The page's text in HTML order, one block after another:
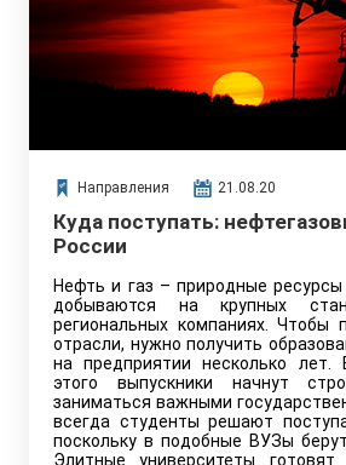
Направления 21.08.20
Куда поступать:
России
Нефть и газ – природные
добываются на крупных
региональных компаниях. Чтобы
отрасли, нужно получить
на предприятии несколько лет.
этого выпускники начнут
заниматься важными
всегда студенты решают
поскольку в подобные ВУЗы
Элитные университеты